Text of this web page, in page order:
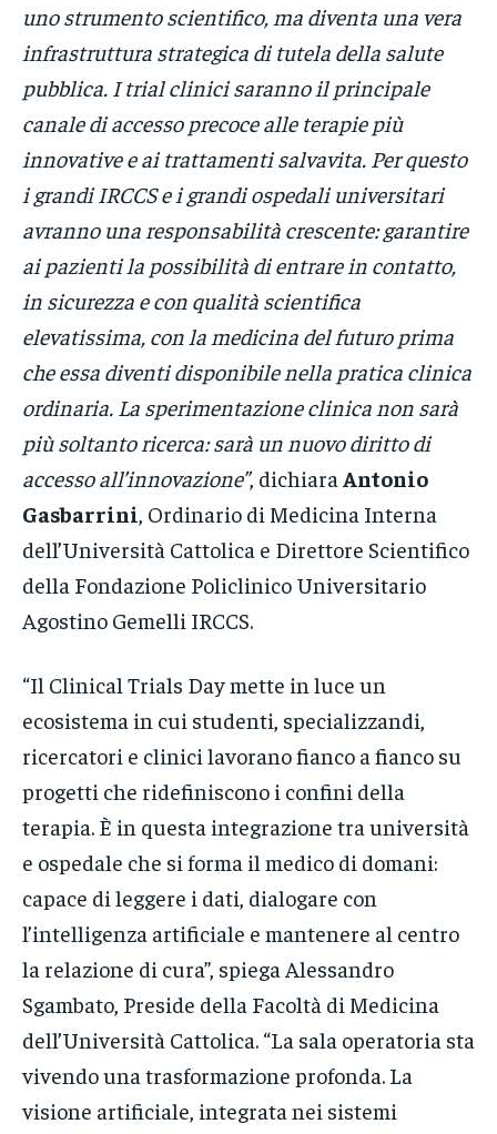
uno strumento scientifico, ma diventa una vera
infrastruttura strategica di tutela della salute
pubblica. I trial clinici saranno il principale
canale di accesso precoce alle terapie più
innovative e ai trattamenti salvavita. Per questo
i grandi IRCCS e i grandi ospedali universitari
avranno una responsabilità crescente: garantire
ai pazienti la possibilità di entrare in contatto,
in sicurezza e con qualità scientifica
elevatissima, con la medicina del futuro prima
che essa diventi disponibile nella pratica clinica
ordinaria. La sperimentazione clinica non sarà
più soltanto ricerca: sarà un nuovo diritto di
accesso all’innovazione”, dichiara Antonio
Gasbarrini , Ordinario di Medicina Interna
dell’Università Cattolica e Direttore Scientifico
della Fondazione Policlinico Universitario
Agostino Gemelli IRCCS.
“Il Clinical Trials Day mette in luce un
ecosistema in cui studenti, specializzandi,
ricercatori e clinici lavorano fianco a fianco su
progetti che ridefiniscono i confini della
terapia. È in questa integrazione tra università
e ospedale che si forma il medico di domani:
capace di leggere i dati, dialogare con
l’intelligenza artificiale e mantenere al centro
la relazione di cura”, spiega Alessandro
Sgambato, Preside della Facoltà di Medicina
dell’Università Cattolica. “La sala operatoria sta
vivendo una trasformazione profonda. La
visione artificiale, integrata nei sistemi